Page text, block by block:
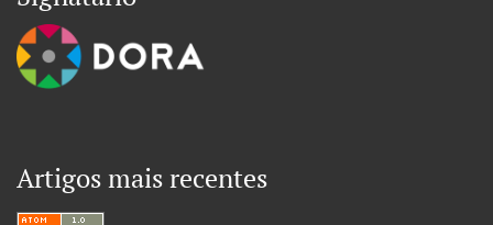
Artigos mais recentes